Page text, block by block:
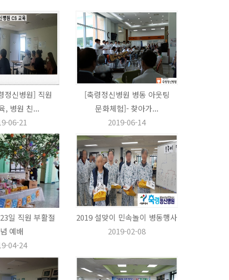
정신병원] 직원
, 병원 친...
06-21
[축령정신병원 병동 아웃팅
문화체험]- 찾아가...
2019-06-14
일 직원 부활절
예배
04-24
2019 설맞이 민속놀이 병동행사
2019-02-08